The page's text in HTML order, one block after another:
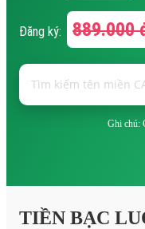
Đăng ký: 889.000
Ghi chú:
TIỀN BẠC